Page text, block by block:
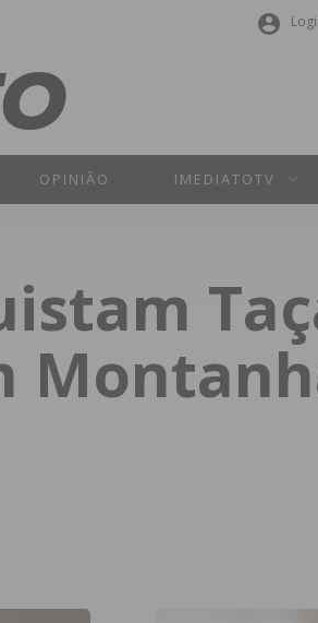
Senha
Perdeu a
OPINIÃO IMEDIATOTV